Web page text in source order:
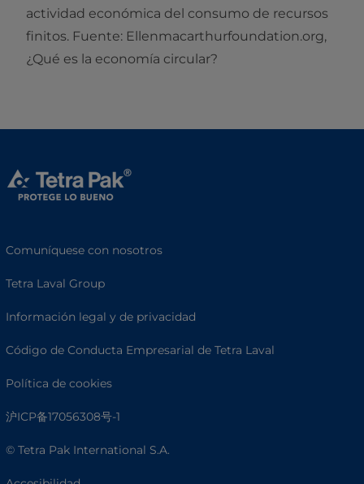
actividad económica del consumo de recursos
finitos. Fuente: Ellenmacarthurfoundation.org,
¿Qué es la economía circular?
Comuníquese con nosotros
Tetra Laval Group
Información legal y de privacidad
Código de Conducta Empresarial de Tetra Laval
Política de cookies
沪ICP备17056308号-1
© Tetra Pak International S.A.